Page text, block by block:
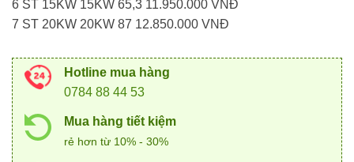
6 ST 15KW 15KW 65,3 11.950.000 VNĐ
7 ST 20KW 20KW 87 12.850.000 VNĐ
Hotline mua hàng
0784 88 44 53
Mua hàng tiết kiệm
rẻ hơn từ 10% - 30%